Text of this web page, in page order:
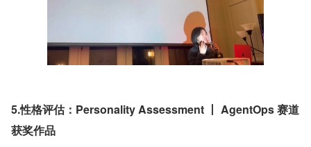
5.性格评估：Personality Assessment 丨 AgentOps 赛道
获奖作品